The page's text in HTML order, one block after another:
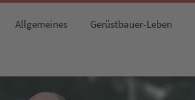
Allgemeines Gerüstbauer-Leben